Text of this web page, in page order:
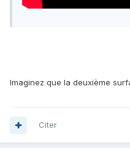
Imaginez que la deuxième
Citer